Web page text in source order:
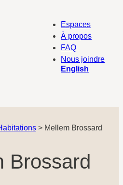
Espaces
À propos
FAQ
Nous joindre
English
> Mellem Brossard
Brossard